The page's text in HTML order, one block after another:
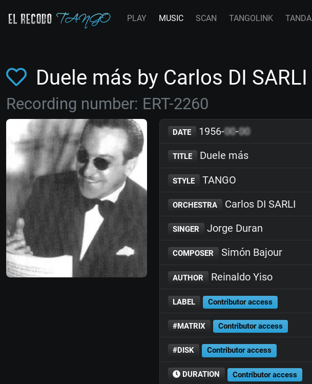
PLAY MUSIC SCAN TANGOLINK TANDA
Duele más by Carlos DI SARLI
Recording number: ERT-2260
DATE 1956-00-00
TITLE Duele más
STYLE TANGO
ORCHESTRA Carlos DI SARLI
SINGER Jorge Duran
COMPOSER Simón Bajour
AUTHOR Reinaldo Yiso
LABEL Contributor access
#MATRIX Contributor access
#DISK Contributor access
DURATION Contributor access